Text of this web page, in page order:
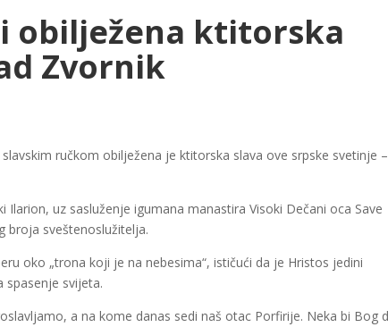
obilježena ktitorska
Zvornik
ručkom obilježena je ktitorska slava ove srpske svetinje –
uz sasluženje igumana manastira Visoki Dečani oca Save
broja sveštenoslužitelja.
oko „trona koji je na nebesima“, ističući da je Hristos jedini
spasenje svijeta.
a na kome danas sedi naš otac Porfirije. Neka bi Bog